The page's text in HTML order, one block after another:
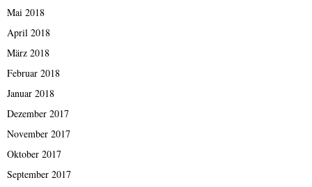
Mai 2018
April 2018
März 2018
Februar 2018
Januar 2018
Dezember 2017
November 2017
Oktober 2017
September 2017